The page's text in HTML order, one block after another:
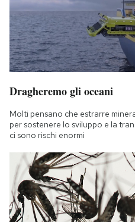
Area Personale
Newsletter
Notifiche mobile
Regala il Post
Hai bisogno di aiuto?
Dragheremo gli oceani
Molti pensano che estrarre
per sostenere lo sviluppo e la
ci sono rischi enormi